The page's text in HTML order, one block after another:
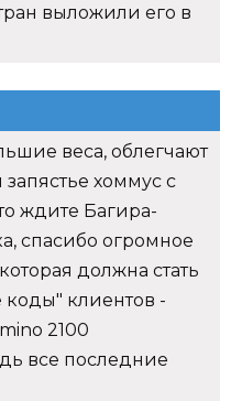
выложили его в
веса, облегчают
хоммус с
ждите Багира-
спасибо огромное
должна стать
клиентов -
2100
все последние